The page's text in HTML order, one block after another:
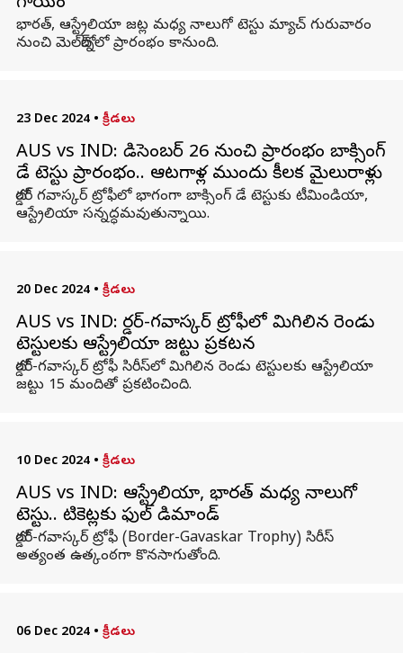
భార‌త్, ఆస్ట్రేలియా జట్ల మధ్య నాలుగో టెస్టు మ్యాచ్ గురువారం
నుంచి మెల్‌బోర్న్‌లో ప్రారంభం కానుంది.
23 Dec 2024 • క్రీడలు
AUS vs IND: డిసెంబర్‌ 26 నుంచి ప్రారంభం బాక్సింగ్‌
డే టెస్టు ప్రారంభం.. ఆటగాళ్ల ముందు కీలక మైలురాళ్లు
బోర్డర్‌ గవాస్కర్‌ ట్రోఫీలో భాగంగా బాక్సింగ్‌ డే టెస్టుకు టీమిండియా,
ఆస్ట్రేలియా సన్నద్ధమవుతున్నాయి.
20 Dec 2024 • క్రీడలు
AUS vs IND: బోర్డర్-గవాస్కర్ ట్రోఫీలో మిగిలిన రెండు
టెస్టులకు ఆస్ట్రేలియా జట్టు ప్రకటన
బోర్డర్-గవాస్కర్ ట్రోఫీ సిరీస్‌లో మిగిలిన రెండు టెస్టులకు ఆస్ట్రేలియా
జట్టు 15 మందితో ప్రకటించింది.
10 Dec 2024 • క్రీడలు
AUS vs IND: ఆస్ట్రేలియా, భారత్ మధ్య నాలుగో
టెస్టు.. టికెట్లకు ఫుల్ డిమాండ్
బోర్డర్-గవాస్కర్ ట్రోఫీ (Border-Gavaskar Trophy) సిరీస్
అత్యంత ఉత్కంఠగా కొనసాగుతోంది.
06 Dec 2024 • క్రీడలు